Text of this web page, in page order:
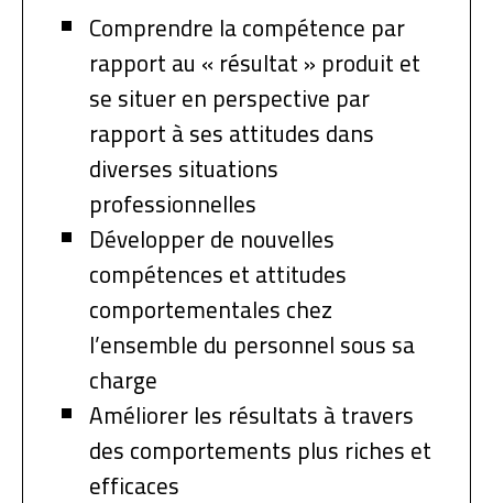
Comprendre la compétence par
rapport au « résultat » produit et
se situer en perspective par
rapport à ses attitudes dans
diverses situations
professionnelles
Développer de nouvelles
compétences et attitudes
comportementales chez
l’ensemble du personnel sous sa
charge
Améliorer les résultats à travers
des comportements plus riches et
efficaces